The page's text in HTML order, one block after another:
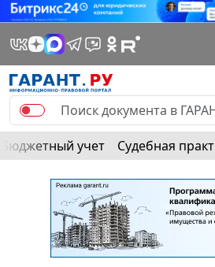
Бюджетный учет Судебная